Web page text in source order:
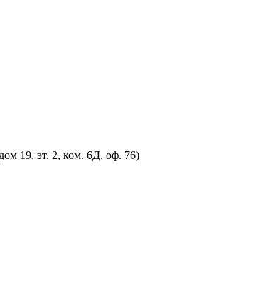
19, эт. 2, ком. 6Д, оф. 76)